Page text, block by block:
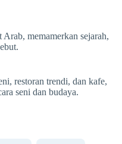
memamerkan sejarah,
restoran trendi, dan kafe,
seni dan budaya.